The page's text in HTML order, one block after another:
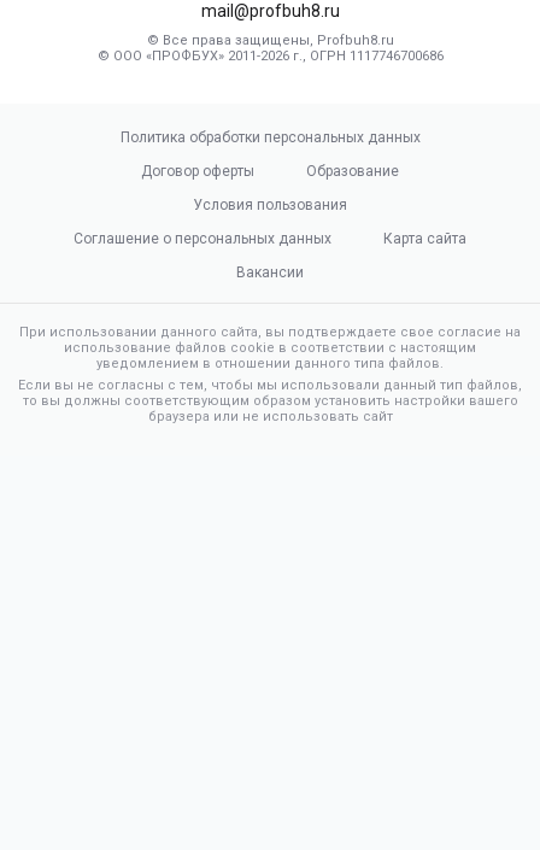
mail@profbuh8.ru
© Все права защищены, Profbuh8.ru
© ООО «ПРОФБУХ» 2011-2026 г., ОГРН 1117746700686
Политика обработки персональных данных
Договор оферты
Образование
Условия пользования
Соглашение о персональных данных
Карта сайта
Вакансии
При использовании данного сайта, вы подтверждаете свое согласие на
использование файлов cookie в соответствии с настоящим
уведомлением в отношении данного типа файлов.
Если вы не согласны с тем, чтобы мы использовали данный тип файлов,
то вы должны соответствующим образом установить настройки вашего
браузера или не использовать сайт